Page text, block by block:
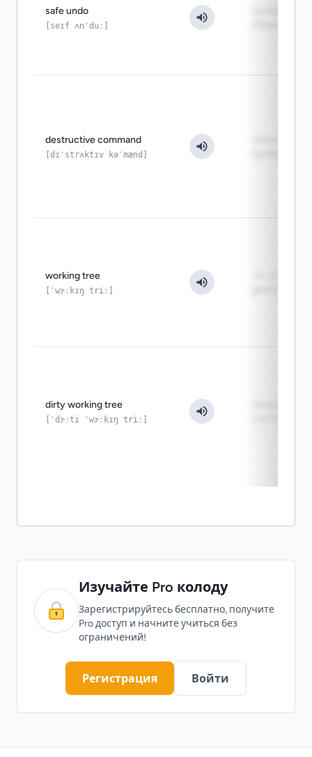
safe undo
[seɪf ʌnˈduː]
destructive command
[dɪˈstrʌktɪv kəˈmænd]
working tree
[ˈwɝːkɪŋ triː]
dirty working tree
[ˈdɝːti ˈwɝːkɪŋ triː]
Изучайте Pro колоду
Зарегистрируйтесь бесплатно, получите
Pro доступ и начните учиться без
ограничений!
Регистрация Войти